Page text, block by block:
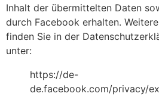
Inhalt der übermittelten Daten
durch Facebook erhalten.
finden Sie in der
unter:
https://de-
de.facebook.com/privacy/